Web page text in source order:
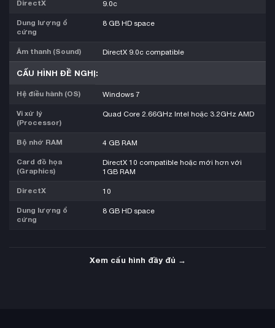
DirectX 9.0c
Dung lượng ổ
cứng
8 GB HD space
Âm thanh (Sound) DirectX 9.0c compatible
CẤU HÌNH ĐỀ NGHỊ:
Hệ điều hành (OS) Windows 7
Vi xử lý
(Processor)
Quad Core 2.66GHz Intel hoặc 3.2GHz AMD
Bộ nhớ RAM 4 GB RAM
Card đồ họa
(Graphics)
DirectX 10 compatible hoặc mới hơn với
1GB RAM
DirectX 10
Dung lượng ổ
cứng
8 GB HD space
Xem cấu hình đầy đủ →